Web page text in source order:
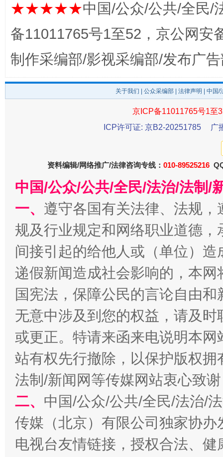
一
揭开“小金库”的免责幌子
受贿1.44亿！段成刚被判无期 从幼
★★★★★中国/公众/公共/全民/
备11011765号1至52，京公网安
制作采编部/影视采编部/发布广
关于我们 公众采编部 法律声明 | 中国
京ICP备11011765号1至
ICP许可证: 京B2-20251785
广
资料编辑/网络推广/法律咨询专线： 010-89525216
中国/公众/公共/全民/法治/法制/
一、 遵守各国有关法律、法规
规及行业规定和网络职业道德
间接引起的给他人或（单位）
递假新闻造成社会影响的，本
国宪法，保障公民的言论自由
无意中涉及到您的权益，请及
或更正。特请来函来电说明本
站有权先行撤除，以保护版权
法制/新闻网等传媒网站衷心致
二、 中国/公众/公共/全民/法治/
传媒（北京）有限公司独家协
电视台友情链接，授权合法、